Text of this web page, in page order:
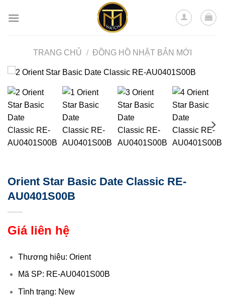
TRANG CHỦ / ĐỒNG HỒ NHẬT BẢN MỚI
Orient Star Basic Date Classic RE-
AU0401S00B
Giá liên hệ
Thương hiệu: Orient
Mã SP: RE-AU0401S00B
Tình trạng: New